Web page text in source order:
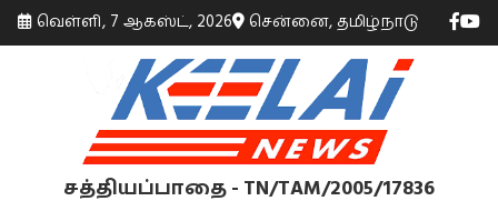
வெள்ளி, 7 ஆகஸ்ட், 2026 சென்னை, தமிழ்நாடு
சத்தியப்பாதை - TN/TAM/2005/17836